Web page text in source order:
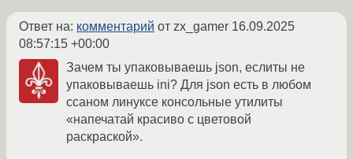
Ответ на: комментарий от zx_gamer 16.09.2025
08:57:15 +00:00
Зачем ты упаковываешь json, еслиты не
упаковываешь ini? Для json есть в любом
ссаном линуксе консольные утилиты
«напечатай красиво с цветовой
раскраской».